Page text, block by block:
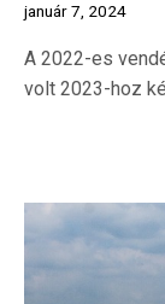
január 7, 2024
A 2022-es
volt 2023-hoz